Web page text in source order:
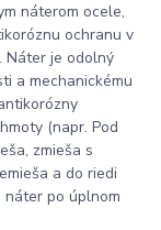
náterom ocele,
ochranu v
Náter je odolný
a mechanickému
(napr. Pod
zmieša s
a do riedi
náter po úplnom